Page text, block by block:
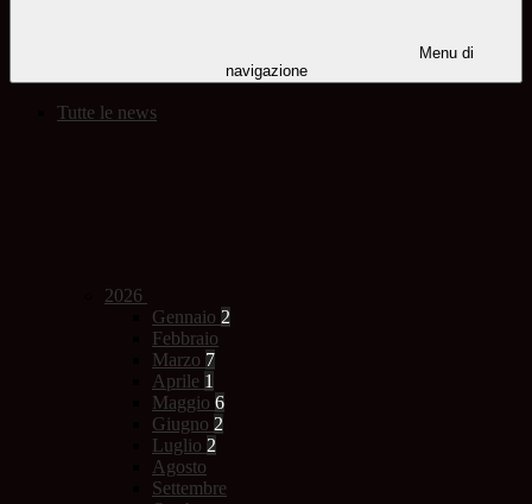
Menu di
navigazione
Tutte le news
2026
Gennaio 2
Febbraio
Marzo 7
Aprile 1
Maggio 6
Giugno 2
Luglio 2
Agosto
Settembre